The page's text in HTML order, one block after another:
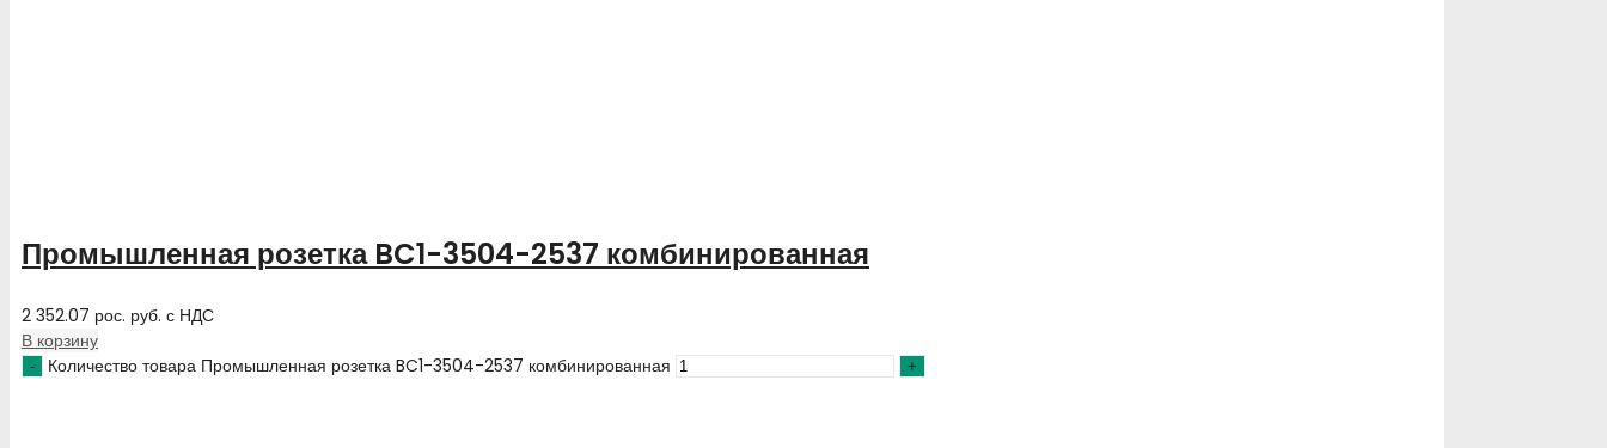
Промышленная розетка BC1-3504-2537 комбинированная
2 352.07 рос. руб. с НДС
В корзину
Количество товара Промышленная розетка BC1-3504-2537 комбинированная